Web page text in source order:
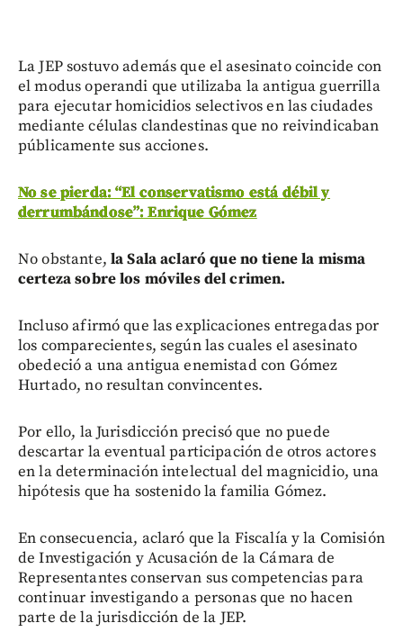
La JEP sostuvo además que el asesinato coincide con
el modus operandi que utilizaba la antigua guerrilla
para ejecutar homicidios selectivos en las ciudades
mediante células clandestinas que no reivindicaban
públicamente sus acciones.
No se pierda: “El conservatismo está débil y
derrumbándose”: Enrique Gómez
No obstante, la Sala aclaró que no tiene la misma
certeza sobre los móviles del crimen.
Incluso afirmó que las explicaciones entregadas por
los comparecientes, según las cuales el asesinato
obedeció a una antigua enemistad con Gómez
Hurtado, no resultan convincentes.
Por ello, la Jurisdicción precisó que no puede
descartar la eventual participación de otros actores
en la determinación intelectual del magnicidio, una
hipótesis que ha sostenido la familia Gómez.
En consecuencia, aclaró que la Fiscalía y la Comisión
de Investigación y Acusación de la Cámara de
Representantes conservan sus competencias para
continuar investigando a personas que no hacen
parte de la jurisdicción de la JEP.